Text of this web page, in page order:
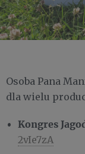
Osoba Pana
dla wielu
Kongres
2vIe7zA